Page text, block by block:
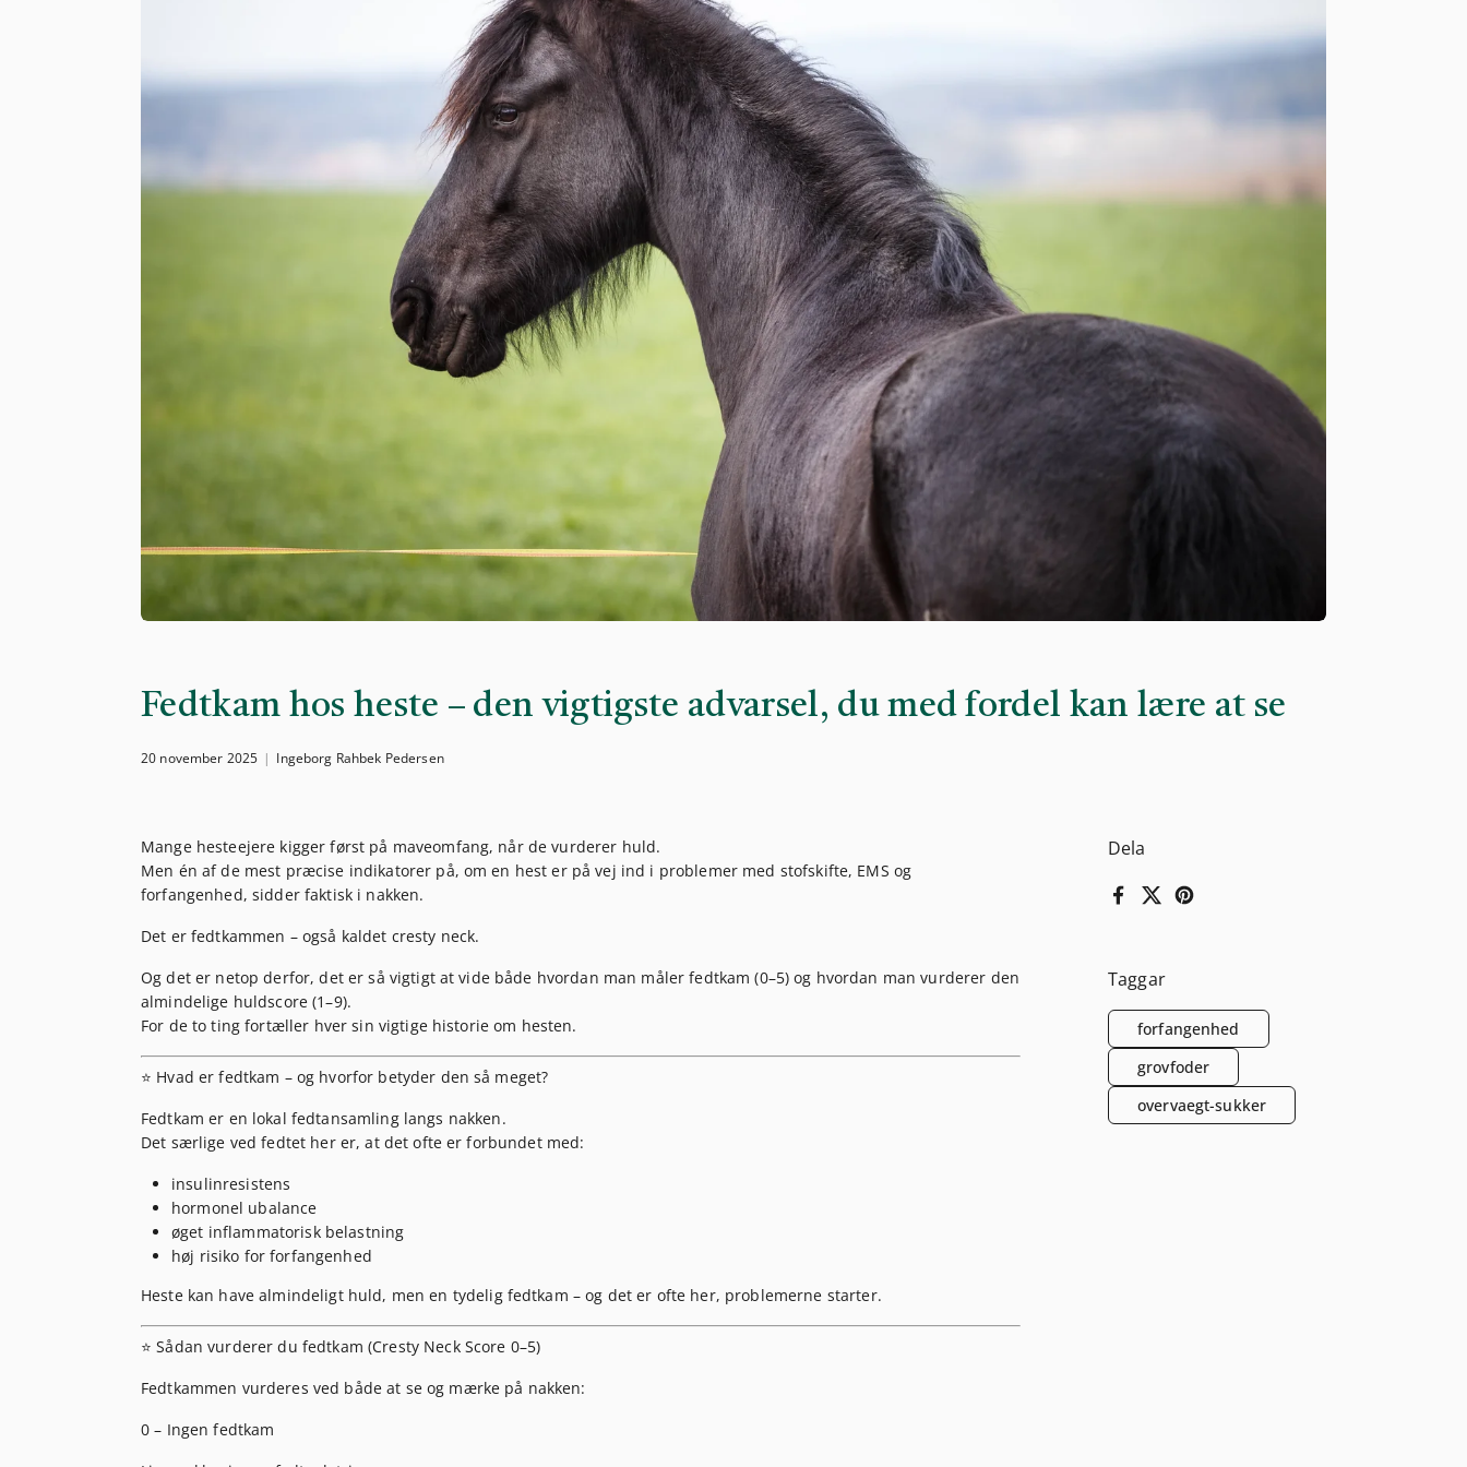
Fedtkam hos heste – den vigtigste advarsel, du med fordel kan lære at se
20 november 2025 Ingeborg Rahbek Pedersen
Dela
Facebook
X (Twitter)
Pinterest
Taggar
forfangenhed
grovfoder
overvaegt-sukker
Mange hesteejere kigger først på maveomfang, når de vurderer huld.
Men én af de mest præcise indikatorer på, om en hest er på vej ind i problemer med stofskifte, EMS og
forfangenhed, sidder faktisk i nakken.
Det er fedtkammen – også kaldet cresty neck.
Og det er netop derfor, det er så vigtigt at vide både hvordan man måler fedtkam (0–5) og hvordan man vurderer den
almindelige huldscore (1–9).
For de to ting fortæller hver sin vigtige historie om hesten.
⭐ Hvad er fedtkam – og hvorfor betyder den så meget?
Fedtkam er en lokal fedtansamlinglangs nakken.
Det særlige ved fedtet her er, at det ofte er forbundet med:
insulinresistens
hormonel ubalance
øget inflammatorisk belastning
høj risiko for forfangenhed
Heste kan havealmindeligt huld, men en tydelig fedtkam – og det er ofte her, problemerne starter.
⭐ Sådan vurderer du fedtkam (Cresty Neck Score 0–5)
Fedtkammen vurderes ved både at seog mærke på nakken:
0 – Ingen fedtkam